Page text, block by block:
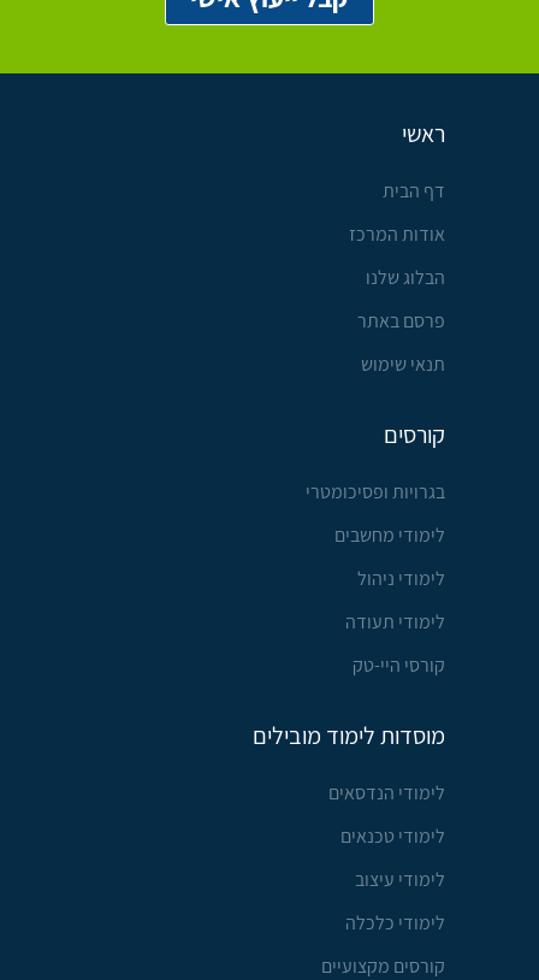
ראשי
דף הבית
אודות המרכז
הבלוג שלנו
פרסם באתר
תנאי שימוש
קורסים
בגרויות ופסיכומטרי
לימודי מחשבים
לימודי ניהול
לימודי תעודה
קורסי היי-טק
מוסדות לימוד מובילים
לימודי הנדסאים
לימודי טכנאים
לימודי עיצוב
לימודי כלכלה
קורסים מקצועיים